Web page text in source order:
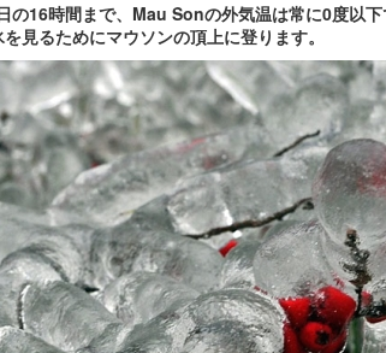
の16時間まで、Mau Sonの外気温は常に0度以
見るためにマウソンの頂上に登ります。